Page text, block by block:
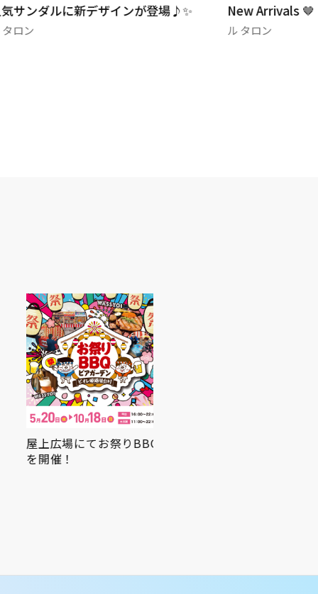
サンダルに新デザインが登場♪✨
タロン
New Arrivals 🤎
ル タロン
屋上広場にてお祭りBBQ
を開催！